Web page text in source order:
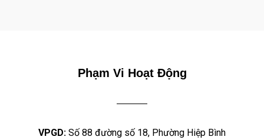
Phạm Vi Hoạt Động
VPGD: Số 88 đường số 18, Phường Hiệp Bình